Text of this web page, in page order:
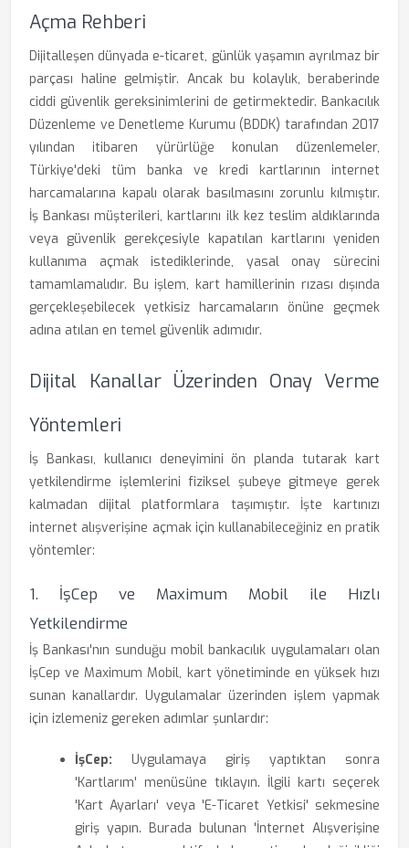
Açma Rehberi
Dijitalleşen dünyada e-ticaret, günlük yaşamın ayrılmaz bir
parçası haline gelmiştir. Ancak bu kolaylık, beraberinde
ciddi güvenlik gereksinimlerini de getirmektedir. Bankacılık
Düzenleme ve Denetleme Kurumu (BDDK) tarafından 2017
yılından itibaren yürürlüğe konulan düzenlemeler,
Türkiye'deki tüm banka ve kredi kartlarının internet
harcamalarına kapalı olarak basılmasını zorunlu kılmıştır.
İş Bankası müşterileri, kartlarını ilk kez teslim aldıklarında
veya güvenlik gerekçesiyle kapatılan kartlarını yeniden
kullanıma açmak istediklerinde, yasal onay sürecini
tamamlamalıdır. Bu işlem, kart hamillerinin rızası dışında
gerçekleşebilecek yetkisiz harcamaların önüne geçmek
adına atılan en temel güvenlik adımıdır.
Dijital Kanallar Üzerinden Onay Verme
Yöntemleri
İş Bankası, kullanıcı deneyimini ön planda tutarak kart
yetkilendirme işlemlerini fiziksel şubeye gitmeye gerek
kalmadan dijital platformlara taşımıştır. İşte kartınızı
internet alışverişine açmak için kullanabileceğiniz en pratik
yöntemler:
1. İşCep ve Maximum Mobil ile Hızlı
Yetkilendirme
İş Bankası'nın sunduğu mobil bankacılık uygulamaları olan
İşCep ve Maximum Mobil, kart yönetiminde en yüksek hızı
sunan kanallardır. Uygulamalar üzerinden işlem yapmak
için izlemeniz gereken adımlar şunlardır:
İşCep: Uygulamaya giriş yaptıktan sonra
'Kartlarım' menüsüne tıklayın. İlgili kartı seçerek
'Kart Ayarları' veya 'E-Ticaret Yetkisi' sekmesine
giriş yapın. Burada bulunan 'İnternet Alışverişine